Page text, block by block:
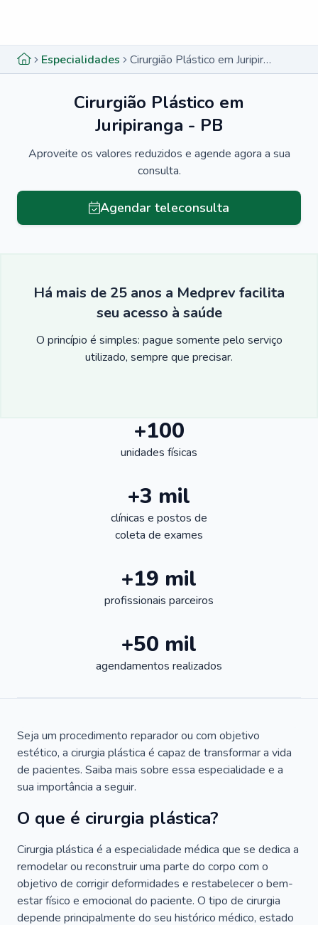
Especialidades Cirurgião Plástico em Juripiranga - PB
Cirurgião Plástico em
Juripiranga - PB
Aproveite os valores reduzidos e agende agora a sua
consulta.
Agendar teleconsulta
Há mais de 25 anos a Medprev facilita
seu acesso à saúde
O princípio é simples: pague somente pelo serviço
utilizado, sempre que precisar.
+100
unidades físicas
+3 mil
clínicas e postos de
coleta de exames
+19 mil
profissionais parceiros
+50 mil
agendamentos realizados
Seja um procedimento reparador ou com objetivo
estético, a cirurgia plástica é capaz de transformar a vida
de pacientes. Saiba mais sobre essa especialidade e a
sua importância a seguir.
O que é cirurgia plástica?
Cirurgia plástica é a especialidade médica que se dedica a
remodelar ou reconstruir uma parte do corpo com o
objetivo de corrigir deformidades e restabelecer o bem-
estar físico e emocional do paciente. O tipo de cirurgia
depende principalmente do seu histórico médico, estado